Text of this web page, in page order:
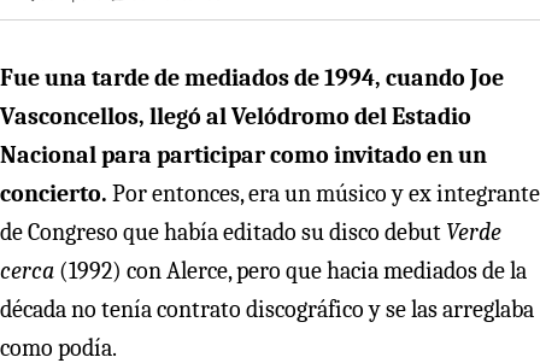
Fue una tarde de mediados de 1994, cuando Joe
Vasconcellos, llegó al Velódromo del Estadio
Nacional para participar como invitado en un
concierto. Por entonces, era un músico y ex integrante
de Congreso que había editado su disco debut Verde
cerca (1992) con Alerce, pero que hacia mediados de la
década no tenía contrato discográfico y se las arreglaba
como podía.